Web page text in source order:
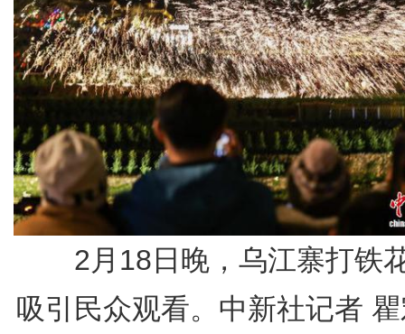
2月18日晚，乌江寨打铁
吸引民众观看。中新社记者